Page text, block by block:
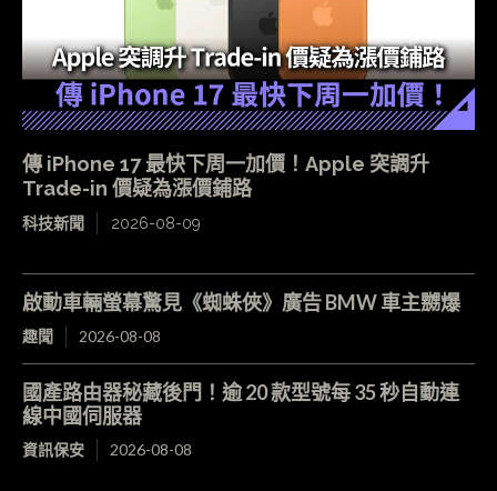
傳 iPhone 17 最快下周一加價！Apple 突調升
Trade-in 價疑為漲價鋪路
科技新聞 2026-08-09
啟動車輛螢幕驚見《蜘蛛俠》廣告 BMW 車主嬲爆
趣聞 2026-08-08
國產路由器秘藏後門！逾 20 款型號每 35 秒自動連
線中國伺服器
資訊保安 2026-08-08